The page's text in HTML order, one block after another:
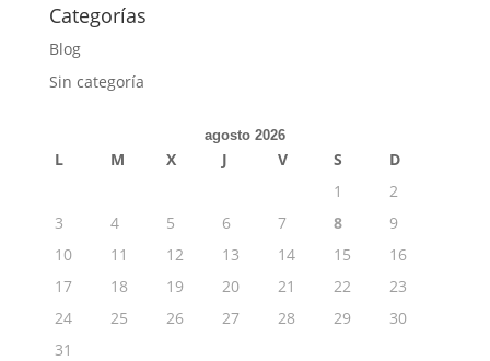
Categorías
Blog
Sin categoría
agosto 2026
L M X J V S
D
1
2
3
4 5 6 7 8
9
10
11 12 13 14 15
16
17
18 19 20 21 22
23
24
25 26 27 28 29
30
31